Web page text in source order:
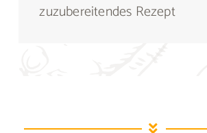
zuzubereitendes Rezept